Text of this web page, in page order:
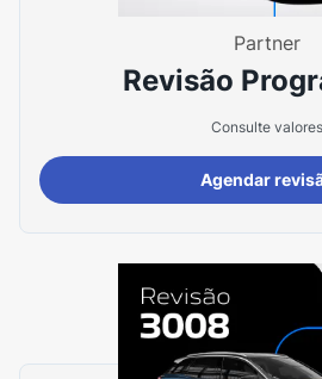
Partner
Revisão
Consulte valores
Agendar